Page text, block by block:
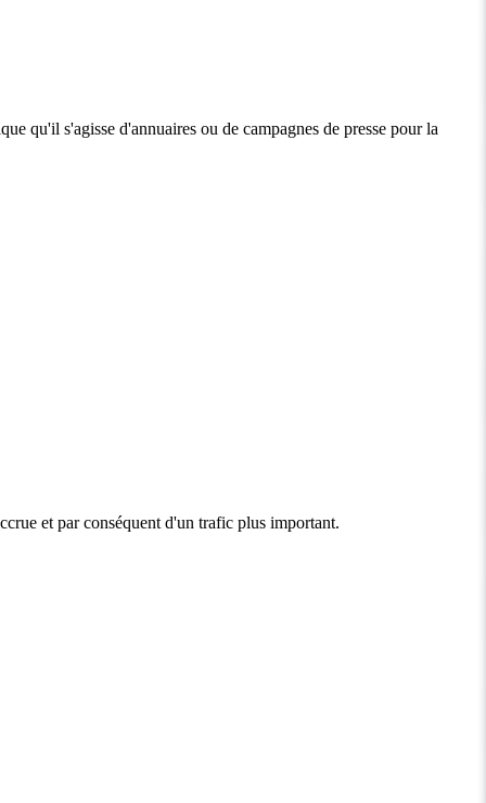
qu'il s'agisse d'annuaires ou de campagnes de presse pour la
et par conséquent d'un trafic plus important.